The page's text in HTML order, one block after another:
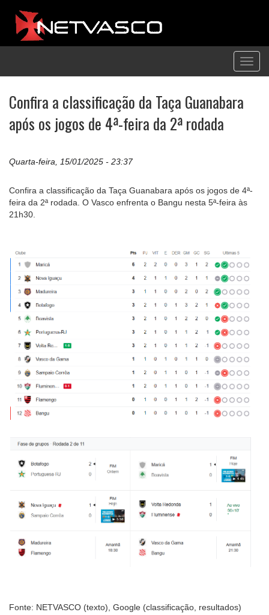
Confira a classificação da Taça Guanabara
após os jogos de 4ª-feira da 2ª rodada
Quarta-feira, 15/01/2025 - 23:37
Confira a classificação da Taça Guanabara após os jogos de 4ª-
feira da 2ª rodada. O Vasco enfrenta o Bangu nesta 5ª-feira às
21h30.
Fonte: NETVASCO (texto), Google (classificação, resultados)